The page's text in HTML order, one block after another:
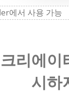
에서 사용 가능
리에이
시하